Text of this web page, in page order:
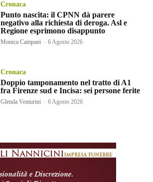
Cronaca
Punto nascita: il CPNN dà parere
negativo alla richiesta di deroga. Asl e
Regione esprimono disappunto
Monica Campani - 6 Agosto 2026
Cronaca
Doppio tamponamento nel tratto di A1
fra Firenze sud e Incisa: sei persone ferite
Glenda Venturini - 6 Agosto 2026